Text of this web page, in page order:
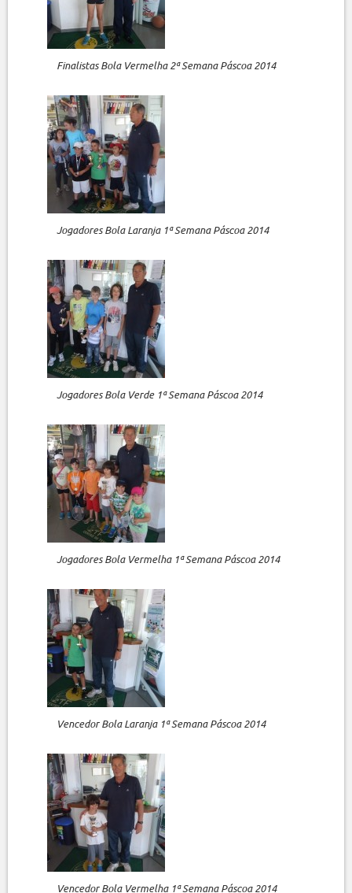
Finalistas Bola Vermelha 2ª Semana Páscoa 2014
Jogadores Bola Laranja 1ª Semana Páscoa 2014
Jogadores Bola Verde 1ª Semana Páscoa 2014
Jogadores Bola Vermelha 1ª Semana Páscoa 2014
Vencedor Bola Laranja 1ª Semana Páscoa 2014
Vencedor Bola Vermelha 1ª Semana Páscoa 2014